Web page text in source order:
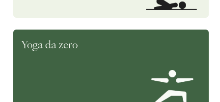
Yoga da zero